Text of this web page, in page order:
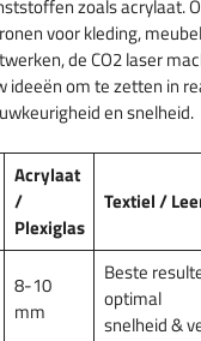
zoals acrylaat.
voor kleding,
de CO2 laser
ideeën om te zetten in
en snelheid.
Acrylaat
/
Plexiglas
Textiel /
8-10
mm
Beste
optimal
snelheid &